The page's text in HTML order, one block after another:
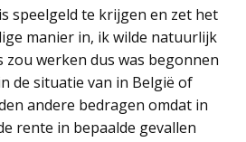
speelgeld te krijgen en zet het
manier in, ik wilde natuurlijk
zou werken dus was begonnen
de situatie van in België of
andere bedragen omdat in
rente in bepaalde gevallen